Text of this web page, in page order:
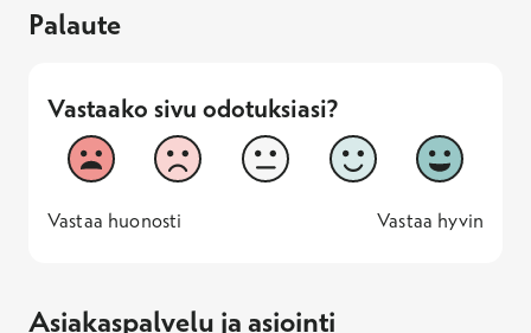
Palaute
Vastaako sivu odotuksiasi?
Vastaako sivu odotuksiasi?
1
Vastaa huonosti
2 3 4
5
Vastaa
1 -
Vastaa huonosti
— 5 -
Vastaa hyvin
Asiakaspalvelu ja asiointi